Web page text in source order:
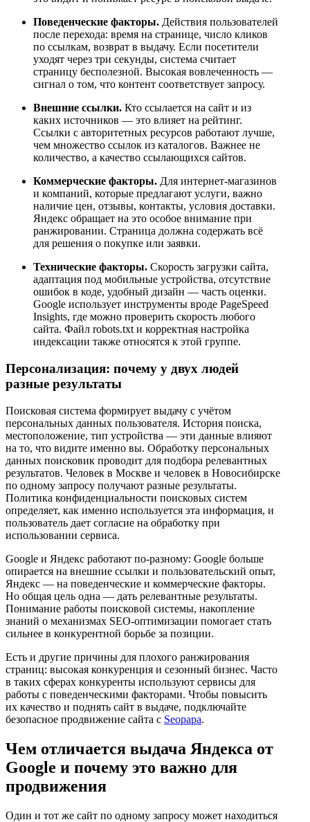
Поведенческие факторы. Действия пользователей
после перехода: время на странице, число кликов
по ссылкам, возврат в выдачу. Если посетители
уходят через три секунды, система считает
страницу бесполезной. Высокая вовлеченность —
сигнал о том, что контент соответствует запросу.
Внешние ссылки. Кто ссылается на сайт и из
каких источников — это влияет на рейтинг.
Ссылки с авторитетных ресурсов работают лучше,
чем множество ссылок из каталогов. Важнее не
количество, а качество ссылающихся сайтов.
Коммерческие факторы. Для интернет-магазинов
и компаний, которые предлагают услуги, важно
наличие цен, отзывы, контакты, условия доставки.
Яндекс обращает на это особое внимание при
ранжировании. Страница должна содержать всё
для решения о покупке или заявки.
Технические факторы. Скорость загрузки сайта,
адаптация под мобильные устройства, отсутствие
ошибок в коде, удобный дизайн — часть оценки.
Google использует инструменты вроде PageSpeed
Insights, где можно проверить скорость любого
сайта. Файл robots.txt и корректная настройка
индексации также относятся к этой группе.
Персонализация: почему у двух людей
разные результаты
Поисковая система формирует выдачу с учётом
персональных данных пользователя. История поиска,
местоположение, тип устройства — эти данные влияют
на то, что видите именно вы. Обработку персональных
данных поисковик проводит для подбора релевантных
результатов. Человек в Москве и человек в Новосибирске
по одному запросу получают разные результаты.
Политика конфиденциальности поисковых систем
определяет, как именно используется эта информация, и
пользователь дает согласие на обработку при
использовании сервиса.
Google и Яндекс работают по-разному: Google больше
опирается на внешние ссылки и пользовательский опыт,
Яндекс — на поведенческие и коммерческие факторы.
Но общая цель одна — дать релевантные результаты.
Понимание работы поисковой системы, накопление
знаний о механизмах SEO-оптимизации помогает стать
сильнее в конкурентной борьбе за позиции.
Есть и другие причины для плохого ранжирования
страниц: высокая конкуренция и сезонный бизнес. Часто
в таких сферах конкуренты используют сервисы для
работы с поведенческими факторами. Чтобы повысить
их качество и поднять сайт в выдаче, подключайте
безопасное продвижение сайта с Seopapa.
Чем отличается выдача Яндекса от
Google и почему это важно для
продвижения
Один и тот же сайт по одному запросу может находиться